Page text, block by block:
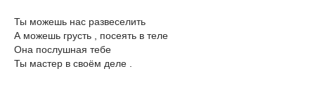
Ты можешь нас развеселить
А можешь грусть , посеять в теле
Она послушная тебе
Ты мастер в своём деле .